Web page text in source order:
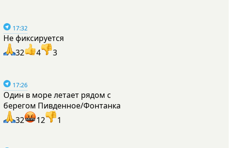
17:32
Не фиксируется
32
4 3
17:26
Один в море летает рядом с
берегом Пивденное/Фонтанка
32
12 1